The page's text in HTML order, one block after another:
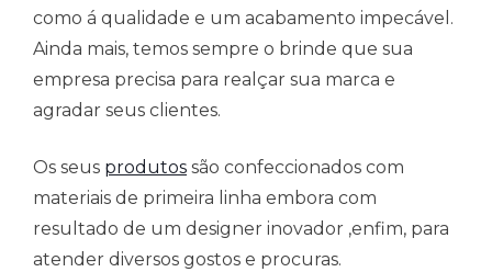
como á qualidade e um acabamento impecável.
Ainda mais, temos sempre o brinde que sua
empresa precisa para realçar sua marca e
agradar seus clientes.
Os seus produtos são confeccionados com
materiais de primeira linha embora com
resultado de um designer inovador ,enfim, para
atender diversos gostos e procuras.